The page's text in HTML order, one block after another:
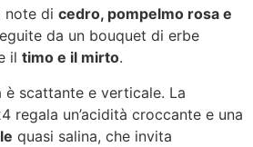
note di cedro, pompelmo rosa e
da un bouquet di erbe
il timo e il mirto.
è scattante e verticale. La
regala un’acidità croccante e una
quasi salina, che invita